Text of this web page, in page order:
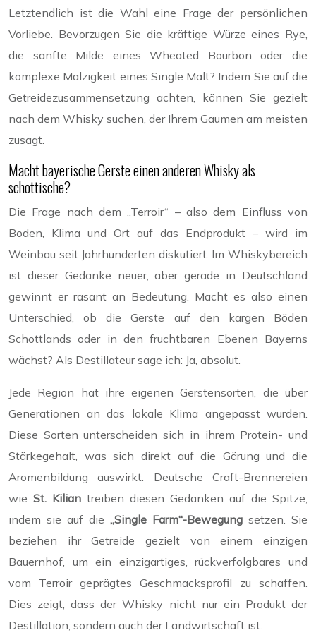
Letztendlich ist die Wahl eine Frage der persönlichen
Vorliebe. Bevorzugen Sie die kräftige Würze eines Rye,
die sanfte Milde eines Wheated Bourbon oder die
komplexe Malzigkeit eines Single Malt? Indem Sie auf die
Getreidezusammensetzung achten, können Sie gezielt
nach dem Whisky suchen, der Ihrem Gaumen am meisten
zusagt.
Macht bayerische Gerste einen anderen Whisky als
schottische?
Die Frage nach dem „Terroir“ – also dem Einfluss von
Boden, Klima und Ort auf das Endprodukt – wird im
Weinbau seit Jahrhunderten diskutiert. Im Whiskybereich
ist dieser Gedanke neuer, aber gerade in Deutschland
gewinnt er rasant an Bedeutung. Macht es also einen
Unterschied, ob die Gerste auf den kargen Böden
Schottlands oder in den fruchtbaren Ebenen Bayerns
wächst? Als Destillateur sage ich: Ja, absolut.
Jede Region hat ihre eigenen Gerstensorten, die über
Generationen an das lokale Klima angepasst wurden.
Diese Sorten unterscheiden sich in ihrem Protein- und
Stärkegehalt, was sich direkt auf die Gärung und die
Aromenbildung auswirkt. Deutsche Craft-Brennereien
wie St. Kilian treiben diesen Gedanken auf die Spitze,
indem sie auf die „Single Farm“-Bewegung setzen. Sie
beziehen ihr Getreide gezielt von einem einzigen
Bauernhof, um ein einzigartiges, rückverfolgbares und
vom Terroir geprägtes Geschmacksprofil zu schaffen.
Dies zeigt, dass der Whisky nicht nur ein Produkt der
Destillation, sondern auch der Landwirtschaft ist.